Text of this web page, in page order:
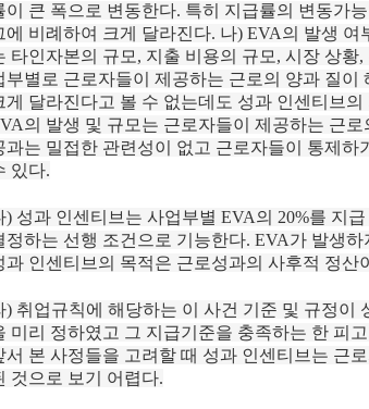
이 큰 폭으로 변동한다. 특히 지급률의 변동가
에 비례하여 크게 달라진다. 나) EVA의 발생
타인자본의 규모, 지출 비용의 규모, 시장 상
부별로 근로자들이 제공하는 근로의 양과 질이
게 달라진다고 볼 수 없는데도 성과 인센티브
의 발생 및 규모는 근로자들이 제공하는 근
과는 밀접한 관련성이 없고 근로자들이 통제
있다.
) 성과 인센티브는 사업부별 EVA의 20%를 지
정하는 선행 조건으로 기능한다. EVA가 발생
과 인센티브의 목적은 근로성과의 사후적 정
) 취업규칙에 해당하는 이 사건 기준 및 규정이
미리 정하였고 그 지급기준을 충족하는 한 피
서 본 사정들을 고려할 때 성과 인센티브는 근
것으로 보기 어렵다.